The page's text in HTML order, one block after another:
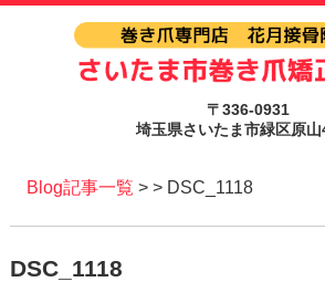
〒336-0931
埼玉県さいたま市緑区原
Blog記事一覧 > > DSC_1118
DSC_1118